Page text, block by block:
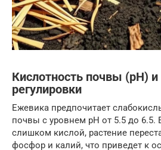
Кислотность почвы (pH)
регулировки
Ежевика предпочитает
почвы с уровнем pH от 5.5 до 6.5.
слишком кислой, растение
фосфор и калий, что приведет к